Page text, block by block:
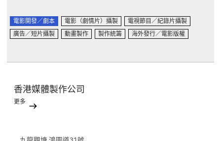
電影開發／劇本 電影（劇情片）攝製
電視節目／紀錄片攝製
廣告／短片攝製
動畫製作 製作統籌 海外發行／電影版權
香港媒體製作公司
更多